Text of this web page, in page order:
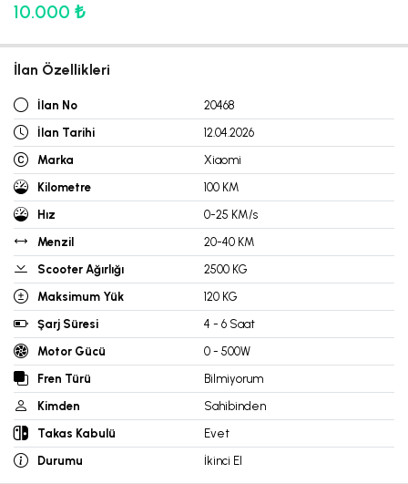
10.000 ₺
İlan Özellikleri
İlan No
20468
İlan Tarihi
12.04.2026
Marka
Xiaomi
Kilometre
100 KM
Hız
0-25 KM/s
Menzil
20-40 KM
Scooter Ağırlığı
2500 KG
Maksimum Yük
120 KG
Şarj Süresi
4 - 6 Saat
Motor Gücü
0 - 500W
Fren Türü
Bilmiyorum
Kimden
Sahibinden
Takas Kabulü
Evet
Durumu
İkinci El